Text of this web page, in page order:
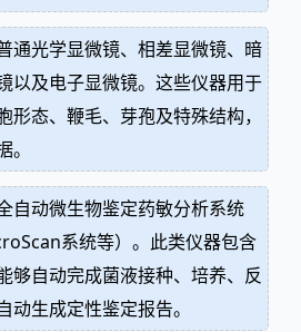
通光学显微镜、相差显微镜、暗
以及电子显微镜。这些仪器用于
形态、鞭毛、芽孢及特殊结构，
自动微生物鉴定药敏分析系统
系统等）。此类仪器包含
够自动完成菌液接种、培养、反
动生成定性鉴定报告。